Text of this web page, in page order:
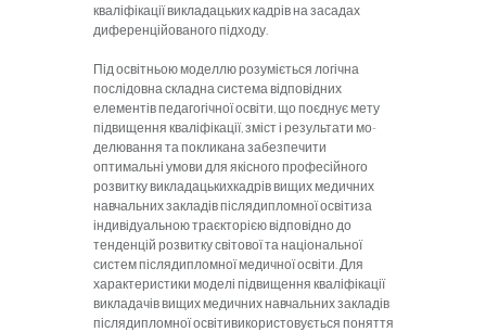
кваліфікації викладацьких кадрів на засадах
дифе­ренційованого підходу.
Під освітньою моделлю розуміється логічна
послідовна складна система відповідних
елементів педагогічної освіти, що поєднує мету
підвищення кваліфікації, зміст і результати мо­
делювання та покликана забезпечити
оптимальні умови для якісного професійного
розвитку викладацькихкадрів вищих медичних
навчальних закладів післядипломної освітиза
індивідуальною траєкторією відповідно до
тенденцій розвитку світо­вої та національної
систем післядипломної медичної освіти. Для
характеристики моделі підвищення кваліфікації
викладачів вищих медичних навчальних закладів
післядипломної освітиви­користовується поняття